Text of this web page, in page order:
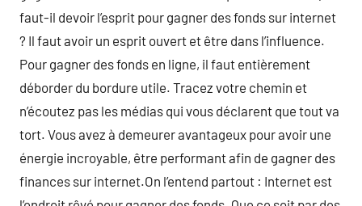
faut-il devoir l’esprit pour gagner des fonds sur internet
? Il faut avoir un esprit ouvert et être dans l’influence.
Pour gagner des fonds en ligne, il faut entièrement
déborder du bordure utile. Tracez votre chemin et
n’écoutez pas les médias qui vous déclarent que tout va
tort. Vous avez à demeurer avantageux pour avoir une
énergie incroyable, être performant afin de gagner des
finances sur internet.On l’entend partout : Internet est